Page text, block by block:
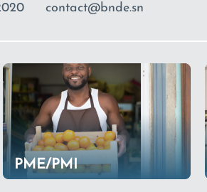
contact@bnde.sn
PME/PMI